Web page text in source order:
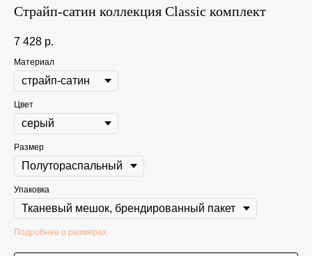
Страйп-сатин коллекция Classic комплект
7 428 р.
Материал
Цвет
Размер
Упаковка
Подробнее о размерах